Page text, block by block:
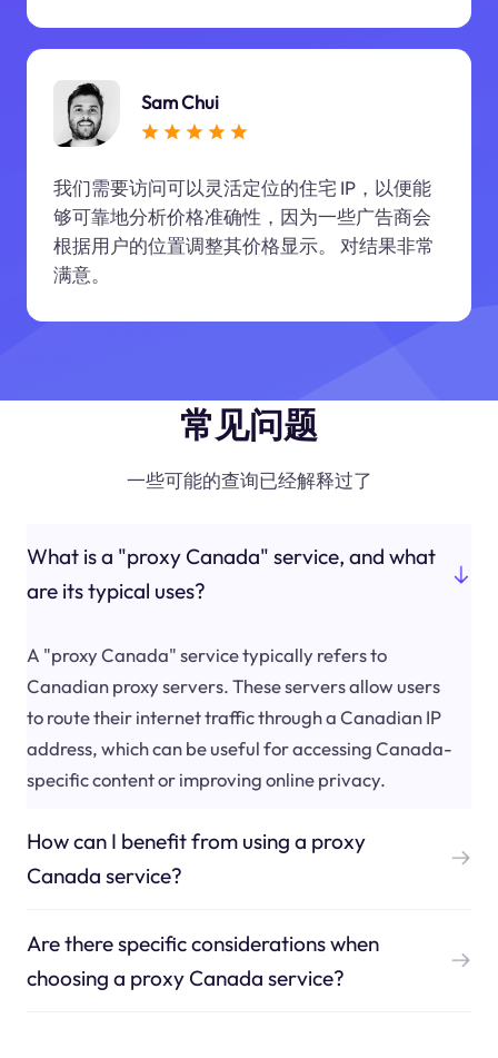
Sam Chui
我们需要访问可以灵活定位的住宅 IP，以便能
够可靠地分析价格准确性，因为一些广告商会
根据用户的位置调整其价格显示。 对结果非常
满意。
常见问题
一些可能的查询已经解释过了
What is a "proxy Canada" service, and what
are its typical uses?
A "proxy Canada" service typically refers to
Canadian proxy servers. These servers allow users
to route their internet traffic through a Canadian IP
address, which can be useful for accessing Canada-
specific content or improving online privacy.
How can I benefit from using a proxy
Canada service?
Are there specific considerations when
choosing a proxy Canada service?